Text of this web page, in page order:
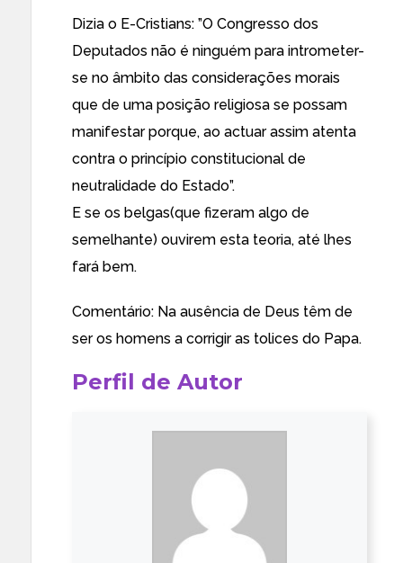
Dizia o E-Cristians: ”O Congresso dos
Deputados não é ninguém para intrometer-
se no âmbito das considerações morais
que de uma posição religiosa se possam
manifestar porque, ao actuar assim atenta
contra o princípio constitucional de
neutralidade do Estado”.
E se os belgas(que fizeram algo de
semelhante) ouvirem esta teoria, até lhes
fará bem.
Comentário: Na ausência de Deus têm de
ser os homens a corrigir as tolices do Papa.
Perfil de Autor